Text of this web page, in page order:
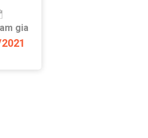
gia